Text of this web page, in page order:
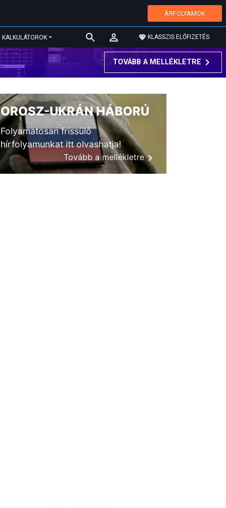
ÁRFOLYAMOK
KALKULÁTOROK KLASSZIS ELŐFIZETÉS
TOVÁBB A MELLÉKLETRE
OROSZ-UKRÁN HÁBORÚ
Folyamatosan frissülő
hírfolyamunkat itt olvashatja!
Tovább a mellékletre